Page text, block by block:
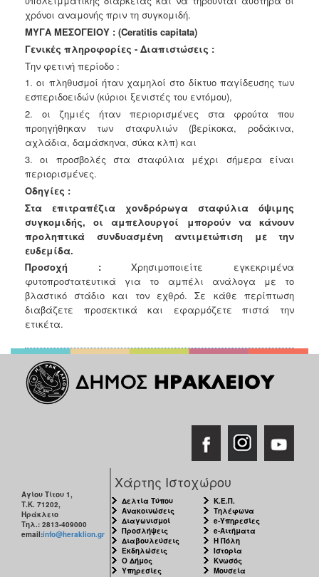
χρόνοι αναμονής πριν τη συγκομιδή.
ΜΥΓΑ ΜΕΣΟΓΕΙΟΥ : (Ceratitis capitata)
Γενικές πληροφορίες - Διαπιστώσεις :
Την φετινή περίοδο :
1. οι πληθυσμοί ήταν χαμηλοί στο δίκτυο παγίδευσης των
εσπεριδοειδών (κύριοι ξενιστές του εντόμου),
2. οι ζημιές ήταν περιορισμένες στα φρούτα που
προηγήθηκαν των σταφυλιών (βερίκοκα, ροδάκινα,
αχλάδια, δαμάσκηνα, σύκα κλπ) και
3. οι προσβολές στα σταφύλια μέχρι σήμερα είναι
περιορισμένες.
Οδηγίες :
Στα επιτραπέζια χονδρόρωγα σταφύλια όψιμης
συγκομιδής, οι αμπελουργοί μπορούν να κάνουν
προληπτικά συνδυασμένη αντιμετώπιση με την
ευδεμίδα.
Προσοχή :Χρησιμοποιείτε εγκεκριμένα
φυτοπροστατευτικά για το αμπέλι ανάλογα με το
βλαστικό στάδιο και τον εχθρό. Σε κάθε περίπτωση
διαβάζετε προσεκτικά και εφαρμόζετε πιστά την
ετικέτα.
Αγίου Τίτου 1,
Τ.Κ. 71202,
Ηράκλειο
Τηλ.: 2813-409000
email:info@heraklion.gr
Χάρτης Ιστοχώρου
Δελτία Τύπου
Ανακοινώσεις
Διαγωνισμοί
Προσλήψεις
Διαβουλεύσεις
Εκδηλώσεις
Ο Δήμος
Υπηρεσίες
Κ.Ε.Π.
Τηλέφωνα
e-Υπηρεσίες
e-Αιτήματα
Η Πόλη
Ιστορία
Κνωσός
Μουσεία